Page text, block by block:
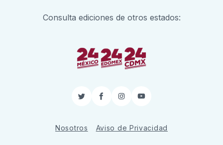
Consulta ediciones de otros estados:
TwitterFacebook
InstagramYouTube
Nosotros Aviso de Privacidad